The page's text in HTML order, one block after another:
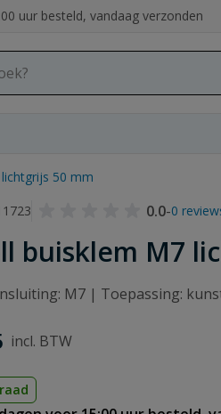
uur besteld, vandaag verzonden
50 mm
0.0-0
buisklem M7
M7 | Toepassing: